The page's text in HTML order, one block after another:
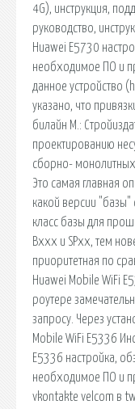
4G), инструкция,
руководство,
Huawei E5730
необходимое ПО и
данное устройство
указано, что
билайн М.:
проектированию
сборно-
Это самая главная
какой версии
класс базы для
Bxxx и SPxx, тем
приоритетная по
Huawei Mobile WiFi
роутере
запросу. Через
Mobile WiFi E5336
E5336 настройка,
необходимое ПО и
vkontakte velcom в